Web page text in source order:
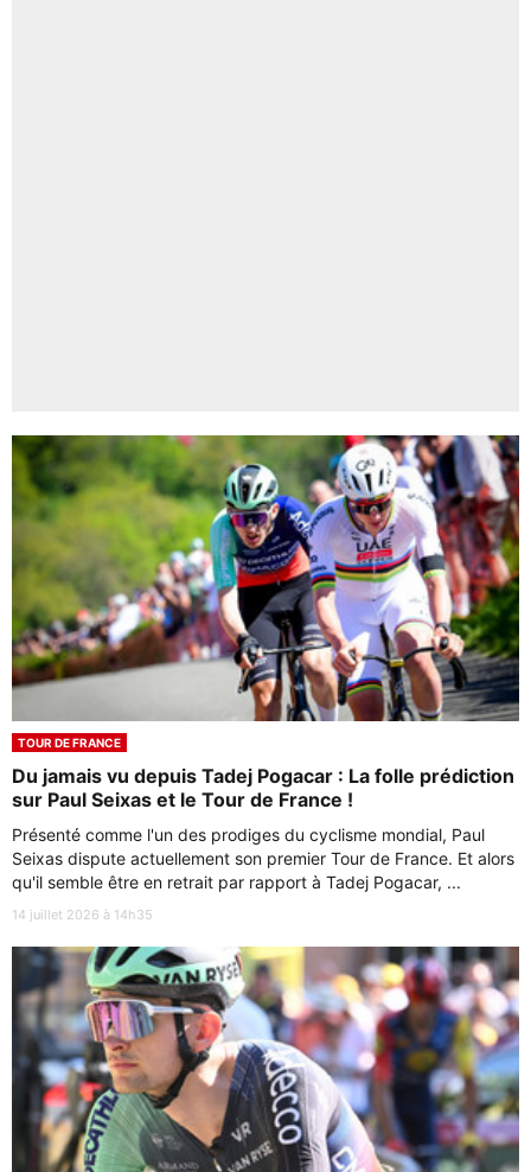
TOUR DE FRANCE
Du jamais vu depuis Tadej Pogacar : La folle prédiction
sur Paul Seixas et le Tour de France !
Présenté comme l'un des prodiges du cyclisme mondial, Paul
Seixas dispute actuellement son premier Tour de France. Et alors
qu'il semble être en retrait par rapport à Tadej Pogacar, ...
14 juillet 2026 à 14h35